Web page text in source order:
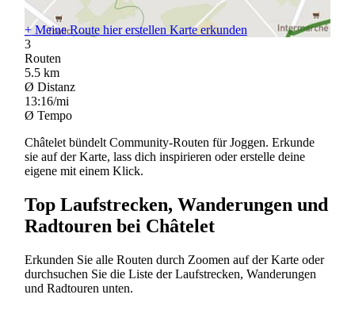
+Meine Route hier erstellen Karte erkunden
3
Routen
5.5 km
Ø Distanz
13:16/mi
Ø Tempo
Châtelet bündelt Community-Routen für Joggen. Erkunde
sie auf der Karte, lass dich inspirieren oder erstelle deine
eigene mit einem Klick.
Top Laufstrecken, Wanderungen und
Radtouren bei Châtelet
Erkunden Sie alle Routen durch Zoomen auf der Karte oder
durchsuchen Sie die Liste der Laufstrecken, Wanderungen
und Radtouren unten.